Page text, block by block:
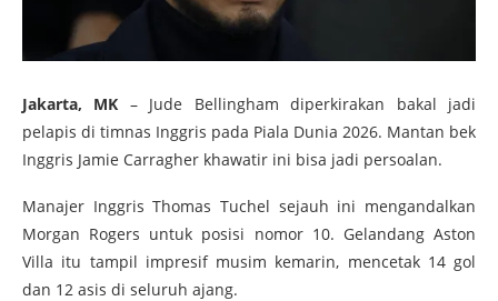
Jakarta, MK – Jude Bellingham diperkirakan bakal jadi
pelapis di timnas Inggris pada Piala Dunia 2026. Mantan bek
Inggris Jamie Carragher khawatir ini bisa jadi persoalan.
Manajer Inggris Thomas Tuchel sejauh ini mengandalkan
Morgan Rogers untuk posisi nomor 10. Gelandang Aston
Villa itu tampil impresif musim kemarin, mencetak 14 gol
dan 12 asis di seluruh ajang.